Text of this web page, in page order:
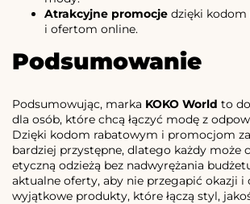
Atrakcyjne promocje dzięki
i ofertom online.
Podsumowanie
Podsumowując, marka KOKO World to
dla osób, które chcą łączyć modę z
Dzięki kodom rabatowym i promocjom
bardziej przystępne, dlatego każdy może
etyczną odzieżą bez nadwyrężania
aktualne oferty, aby nie przegapić okazji i
wyjątkowe produkty, które łączą styl,